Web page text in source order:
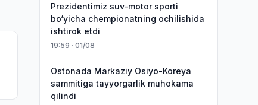
Prezidentimiz suv-motor sporti
bo‘yicha chempionatning ochilishida
ishtirok etdi
19:59 · 01/08
Ostonada Markaziy Osiyo-Koreya
sammitiga tayyorgarlik muhokama
qilindi